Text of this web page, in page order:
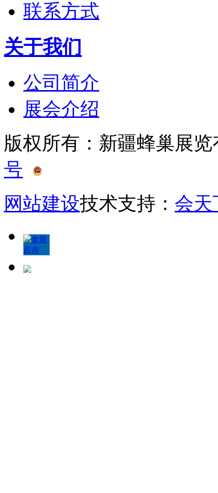
联系方式
关于我们
公司简介
展会介绍
版权所有：新疆蜂巢展
号
网站建设技术支持： 会天
参展
咨询